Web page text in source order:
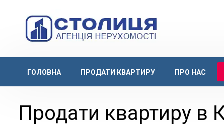
ГОЛОВНА ПРОДАТИ КВАРТИРУ ПРО НАС
Продати квартиру в